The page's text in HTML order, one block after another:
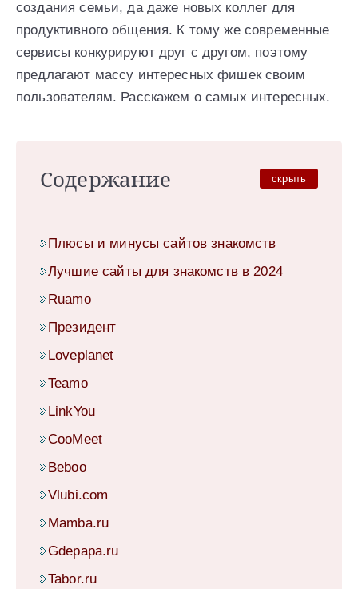
создания семьи, да даже новых коллег для
продуктивного общения. К тому же современные
сервисы конкурируют друг с другом, поэтому
предлагают массу интересных фишек своим
пользователям. Расскажем о самых интересных.
Содержание скрыть
Плюсы и минусы сайтов знакомств
Лучшие сайты для знакомств в 2024
Ruamo
Президент
Loveplanet
Teamo
LinkYou
CooMeet
Beboo
Vlubi.com
Mamba.ru
Gdepapa.ru
Tabor.ru